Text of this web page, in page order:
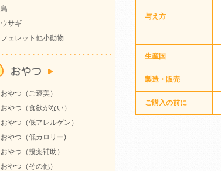
与え方
生産国
製造・販売
ご購入の前に
鳥
ウサギ
フェレット他小動物
おやつ（ご褒美）
おやつ（食欲がない）
おやつ（低アレルゲン）
おやつ（低カロリー)
おやつ（投薬補助）
おやつ（その他）